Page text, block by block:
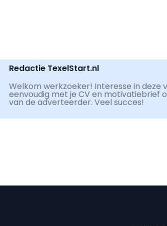
Redactie TexelStart.nl
Welkom werkzoeker! Interesse in deze
eenvoudig met je CV en motivatiebrief
van de adverteerder. Veel succes!